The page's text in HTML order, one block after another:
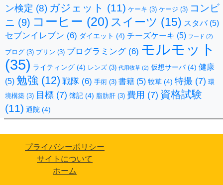
ン検定 (8) ガジェット (11) ケーキ (3) ケージ (3) コンビ
ニ (9) コーヒー (20) スイーツ (15) スタバ(5)
セブンイレブン (6) ダイエット (4) チーズケーキ (5) フード (2)
ブログ (3) プリン (3) プログラミング(6) モルモット
(35) ライティング (4) レンズ (3) 代用牧草 (2) 仮想サーバ(4) 健康
(5) 勉強 (12) 戦隊 (6) 手術 (3) 書籍 (5) 牧草 (4) 特撮 (7) 環
境構築 (3) 目標 (7) 簿記 (4) 脂肪肝 (3) 費用 (7) 資格試験
(11) 通院 (4)
プライバシーポリシー
サイトについて
ホーム